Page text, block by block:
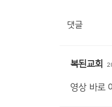
댓글
복된교회
영상 바로